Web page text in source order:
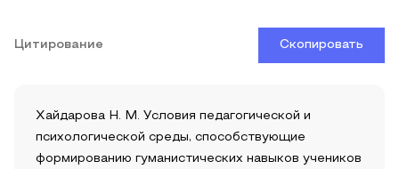
Цитирование Скопировать
Хайдарова Н. М. Условия педагогической и
психологической среды, способствующие
формированию гуманистических навыков учеников